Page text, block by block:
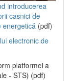
introducerea
casnici de
energetică (pdf)
electronic de
platformei a
- STS) (pdf)